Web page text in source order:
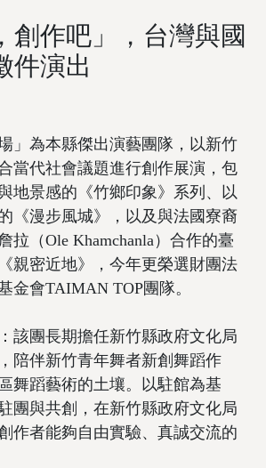
創作吧」，台灣與國
件演出
」為本縣傑出演藝團隊，以新竹
當代社會議題進行創作展演，包
地景感的《竹鄉印象》系列、以
《漫步風城》，以及與法國寮裔
拉（Ole Khamchanla）合作的臺
親密近地》，今年更榮選財團法
金會TAIMAN TOP團隊。
該團長期擔任新竹縣政府文化局
陪伴新竹青年舞者新創舞蹈作
舞蹈藝術的土壤。以駐館為基
團與共創，在新竹縣政府文化局
作者能夠自由實驗、真誠交流的